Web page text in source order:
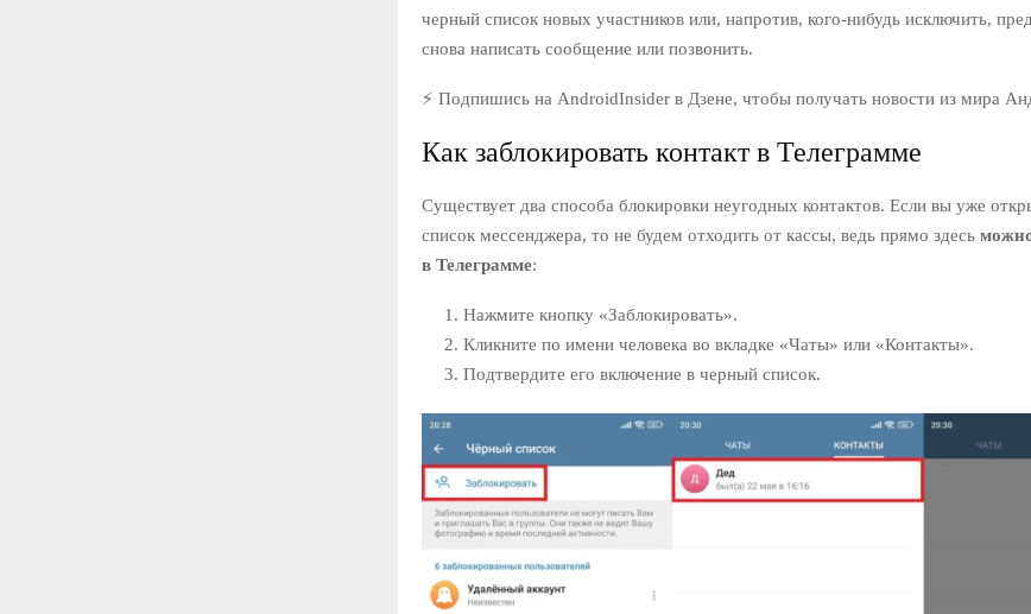
черный список новых участников или, напротив, кого-нибудь исключить,
снова написать сообщение или позвонить.
⚡ Подпишись на AndroidInsider в Дзене, чтобы получать новости из мира
Как заблокировать контакт в Телеграмме
Существует два способа блокировки неугодных контактов. Если вы уже
список мессенджера, то не будем отходить от кассы, ведь прямо здесь
в Телеграмме:
Нажмите кнопку «Заблокировать».
Кликните по имени человека во вкладке «Чаты» или «Контакты».
Подтвердите его включение в черный список.